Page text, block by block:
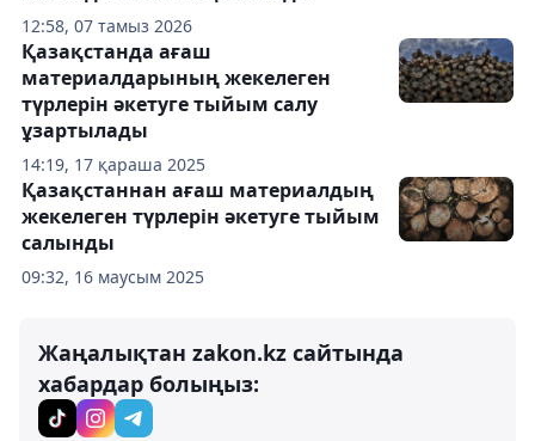
12:58, 07 тамыз 2026
14:19, 17 қараша 2025
Қазақстанда ағаш
материалдарының жекелеген
түрлерін әкетуге тыйым салу
ұзартылады
09:32, 16 маусым 2025
Қазақстаннан ағаш материалдың
жекелеген түрлерін әкетуге тыйым
салынды
Жаңалықтан zakon.kz сайтында
хабардар болыңыз: